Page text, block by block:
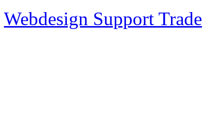
Webdesign Support Trade